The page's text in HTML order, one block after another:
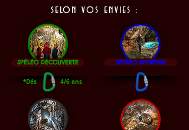
selon vos envies :
SPÉLÉO DÉCOUVERTE
*Dés 4/6 ans
SPÉLÉO SPORTIVE